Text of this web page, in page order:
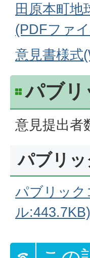
田原本町地
(PDFファ
意見書様式
パブリ
意見提出者
パブリ
パブリック
ル:443.7KB)